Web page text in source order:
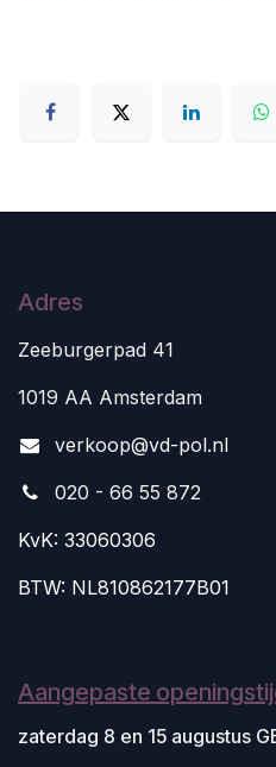
Adres
Zeeburgerpad 41
1019 AA Amsterdam
verkoop@vd-pol.nl
020 - 66 55 872
KvK: 33060306
BTW: NL810862177B01
Aangepaste
zaterdag 8 en 15 augustus